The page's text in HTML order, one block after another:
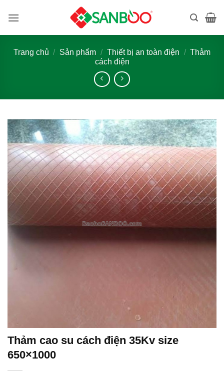
qua
Trang chủ / Sản phẩm / Thiết bị an toàn điện / Thảm
cách điện
Thảm cao su cách điện 35Kv size
650×1000